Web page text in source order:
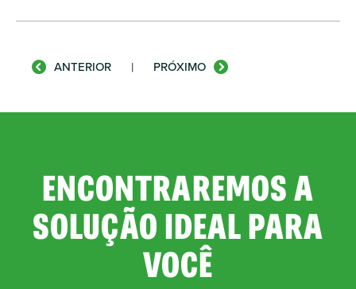
ANTERIOR | PRÓXIMO
ENCONTRAREMOS A
SOLUÇÃO IDEAL PARA
VOCÊ